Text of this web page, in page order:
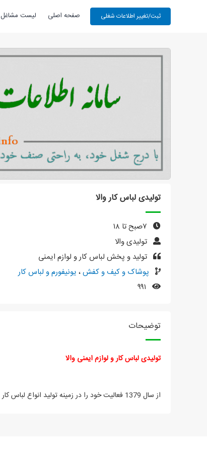
صفحه اصلی لیست مشاغل
تولیدی لباس کار والا
تولیدی والا
تولید و پخش لباس کار و لوازم ایمنی
پوشاک و کیف و کفش، یونیفورم و لباس کار
توضیحات
تولیدی لباس کار و لوازم ایمنی والا
از سال 1379 فعالیت خود را در زمینه تولید انواع لباس کار و پخش لوازم ایمنی شروع کرده است.